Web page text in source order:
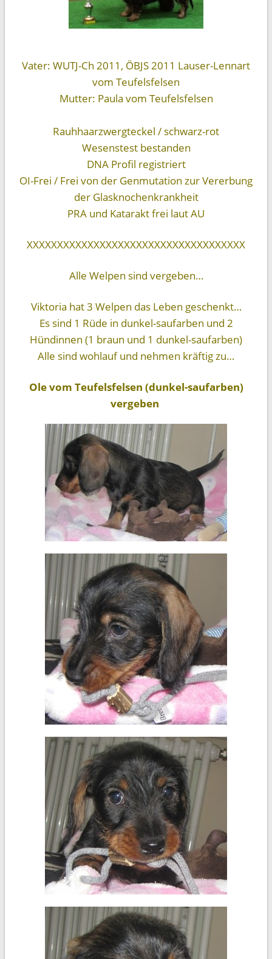
Vater: WUTJ-Ch 2011, ÖBJS 2011 Lauser-Lennart
vom Teufelsfelsen
Mutter: Paula vom Teufelsfelsen
Rauhhaarzwergteckel / schwarz-rot
Wesenstest bestanden
DNA Profil registriert
OI-Frei / Frei von der Genmutation zur Vererbung
der Glasknochenkrankheit
PRA und Katarakt frei laut AU
XXXXXXXXXXXXXXXXXXXXXXXXXXXXXXXXXXXX
Alle Welpen sind vergeben…
Viktoria hat 3 Welpen das Leben geschenkt…
Es sind 1 Rüde in dunkel-saufarben und 2
Hündinnen (1 braun und 1 dunkel-saufarben)
Alle sind wohlauf und nehmen kräftig zu…
Ole vom Teufelsfelsen (dunkel-saufarben)
vergeben